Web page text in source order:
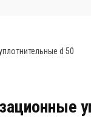
d 50